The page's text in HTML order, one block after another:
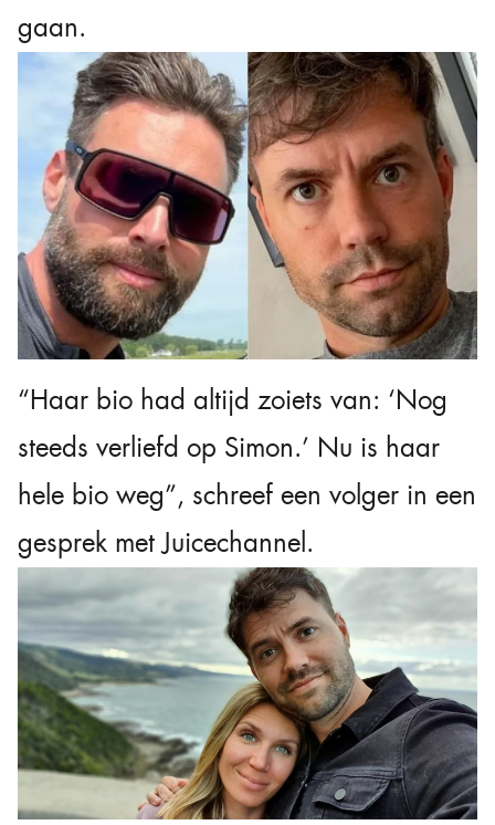
gaan.
“Haar bio had altijd zoiets van: ‘Nog
steeds verliefd op Simon.’ Nu is haar
hele bio weg”, schreef een volger in een
gesprek met Juicechannel.